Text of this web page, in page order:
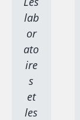
lab
or
ato
ire
s
et
les